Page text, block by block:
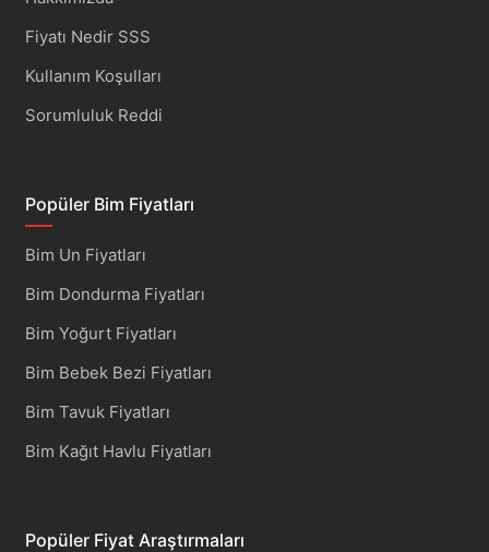
Fiyatı Nedir SSS
Kullanım Koşulları
Sorumluluk Reddi
Popüler Bim Fiyatları
Bim Un Fiyatları
Bim Dondurma Fiyatları
Bim Yoğurt Fiyatları
Bim Bebek Bezi Fiyatları
Bim Tavuk Fiyatları
Bim Kağıt Havlu Fiyatları
Popüler Fiyat Araştırmaları